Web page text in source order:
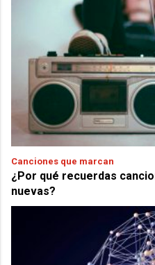
Canciones que marcan
¿Por qué recuerdas
nuevas?